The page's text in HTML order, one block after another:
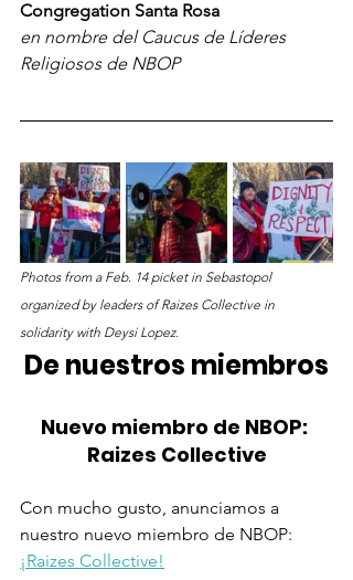
Congregation Santa Rosa
en nombre del Caucus de Líderes
Religiosos de NBOP
Photos from a Feb. 14 picket in Sebastopol
organized by leaders of Raizes Collective in
solidarity with Deysi Lopez.
De nuestros miembros
Nuevo miembro de NBOP:
Raizes Collective
Con mucho gusto, anunciamos a
nuestro nuevo miembro de NBOP:
¡Raizes Collective!